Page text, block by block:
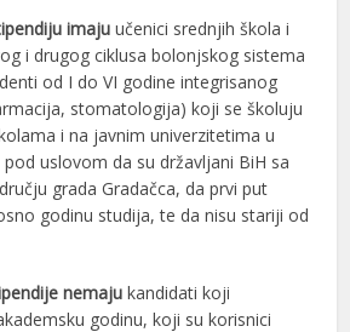
imaju učenici srednjih škola i
i drugog ciklusa bolonjskog sistema
od I do VI godine integrisanog
stomatologija) koji se školuju
i na javnim univerzitetima u
uslovom da su državljani BiH sa
grada Gradačca, da prvi put
godinu studija, te da nisu stariji od
nemaju kandidati koji
godinu, koji su korisnici